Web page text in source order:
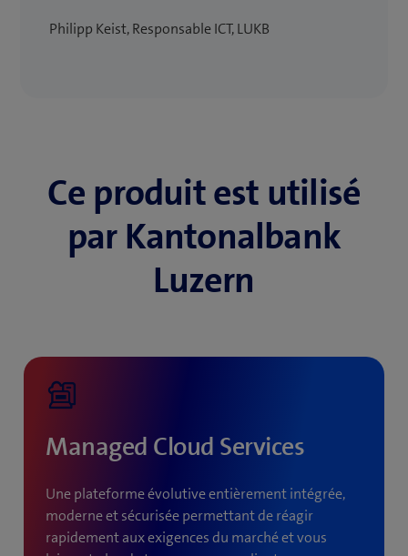
Philipp Keist, Responsable ICT, LUKB
Ce produit est utilisé
par Kantonalbank
Luzern
Managed Cloud Services
Une plateforme évolutive entièrement intégrée,
moderne et sécurisée permettant de réagir
rapidement aux exigences du marché et vous